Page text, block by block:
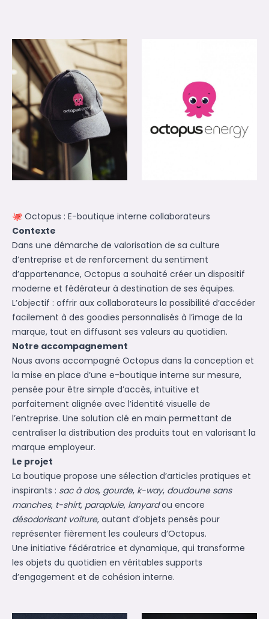
🐙 Octopus : E-boutique interne collaborateurs
Contexte
Dans une démarche de valorisation de sa culture
d’entreprise et de renforcement du sentiment
d’appartenance, Octopus a souhaité créer un dispositif
moderne et fédérateur à destination de ses équipes.
L’objectif : offrir aux collaborateurs la possibilité d’accéder
facilement à des goodies personnalisés à l’image de la
marque, tout en diffusant ses valeurs au quotidien.
Notre accompagnement
Nous avons accompagné Octopus dans la conception et
la mise en place d’une e-boutique interne sur mesure,
pensée pour être simple d’accès, intuitive et
parfaitement alignée avec l’identité visuelle de
l’entreprise. Une solution clé en main permettant de
centraliser la distribution des produits tout en valorisant la
marque employeur.
Le projet
La boutique propose une sélection d’articles pratiques et
inspirants : sac à dos, gourde, k-way, doudoune sans
manches, t-shirt, parapluie, lanyardou encore
désodorisant voiture, autant d’objets pensés pour
représenter fièrement les couleurs d’Octopus.
Une initiative fédératrice et dynamique, qui transforme
les objets du quotidien en véritables supports
d’engagement et de cohésion interne.